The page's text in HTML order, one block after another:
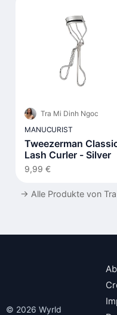
Tra Mi Dinh Ngoc
MANUCURIST
Tweezerman
Lash Curler - Silver
9,99 €
→ Alle Produkte von
© 2026 Wyrld